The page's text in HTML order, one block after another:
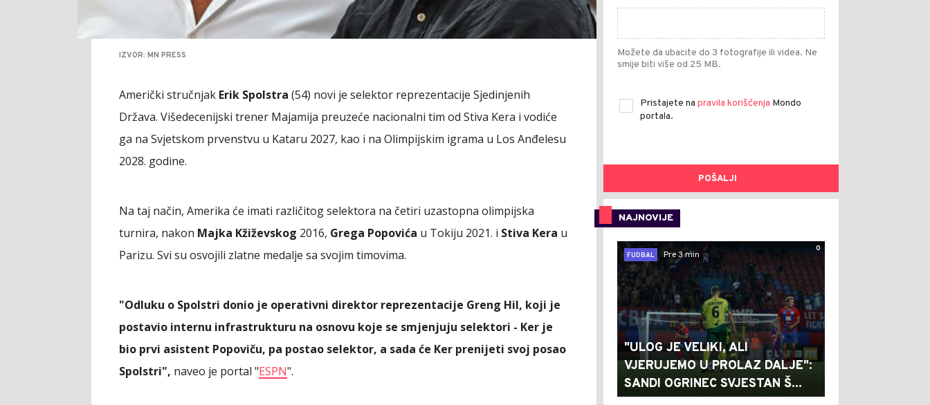
IZVOR: MN PRESS
Američki stručnjak Erik Spolstra (54) novi je selektor reprezentacije Sjedinjenih
Država. Višedecenijski trener Majamija preuzeće nacionalni tim od Stiva Kera i vodiće
ga na Svjetskom prvenstvu u Kataru 2027, kao i na Olimpijskim igrama u Los Anđelesu
2028. godine.
Na taj način, Amerika će imati različitog selektora na četiri uzastopna olimpijska
turnira, nakon Majka Kžiževskog 2016, Grega Popovića u Tokiju 2021. i Stiva Kera u
Parizu. Svi su osvojili zlatne medalje sa svojim timovima.
"Odluku o Spolstri donio je operativni direktor reprezentacije Greng Hil, koji je
postavio internu infrastrukturu na osnovu koje se smjenjuju selektori - Ker je
bio prvi asistent Popoviču, pa postao selektor, a sada će Ker prenijeti svoj posao
Spolstri", naveo je portal "ESPN".
Možete da ubacite do 3 fotografije ili videa. Ne
smije biti više od 25 MB.
Pristajete na pravila korišćenja Mondo
portala.
POŠALJI
NAJNOVIJE
0
FUDBAL
Pre 3 min
"ULOG JE VELIKI, ALI
VJERUJEMO U PROLAZ DALJE":
SANDI OGRINEC SVJESTAN Š...